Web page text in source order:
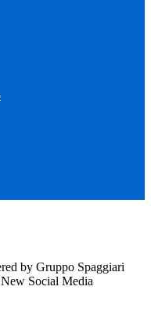
by Gruppo Spaggiari
Social Media